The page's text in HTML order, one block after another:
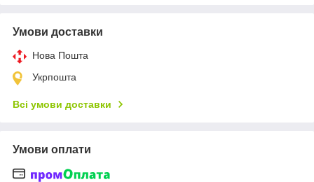
Умови доставки
Нова Пошта
Укрпошта
Всі умови доставки
Умови оплати